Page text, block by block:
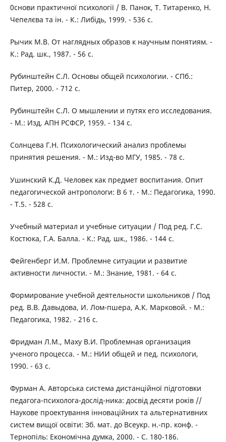
0снови практичної психології / В. Панок, Т. Титаренко, Н.
Чепелєва та ін. - К.: Либідь, 1999. - 536 с.
Рычик М.В. От наглядных образов к научным понятиям. -
К.: Рад. шк., 1987. - 56 с.
Рубинштейн С.Л. Основы общей психологии. - СПб.:
Питер, 2000. - 712 с.
Рубинштейн С.Л. О мышлении и путях его исследования.
- М.: Изд. АПН РСФСР, 1959. - 134 с.
Солнцева Г.Н. Психологический анализ проблемы
принятия решения. - М.: Изд-во МГУ, 1985. - 78 с.
Ушинский К.Д. Человек как предмет воспитания. Опит
педагогической антропологи: В 6 т. - М.: Педагогика, 1990.
- Т.5. - 528 с.
Учебный материал и учебные ситуации / Под ред. Г.С.
Костюка, Г.А. Балла. - К.: Рад. шк., 1986. - 144 с.
Фейгенберг И.М. Проблемне ситуации и развитие
активности личности. - М.: Знание, 1981. - 64 с.
Формирование учебной деятельности школьников / Под
ред. В.В. Давыдова, И. Лом-пшера, А.К. Марковой. - М.:
Педагогика, 1982. - 216 с.
Фридман Л.М., Маху В.И. Проблемная организация
ученого процесса. - М.: НИИ общей и пед. психологи,
1990. - 63 с.
Фурман А. Авторська система дистанційної підготовки
педагога-психолога-дослід-ника: досвід десяти років //
Наукове проектування інноваційних та альтернативних
систем вищої освіти: Зб. мат. до Всеукр. н.-пр. конф. -
Тернопіль: Економічна думка, 2000. - С. 180-186.